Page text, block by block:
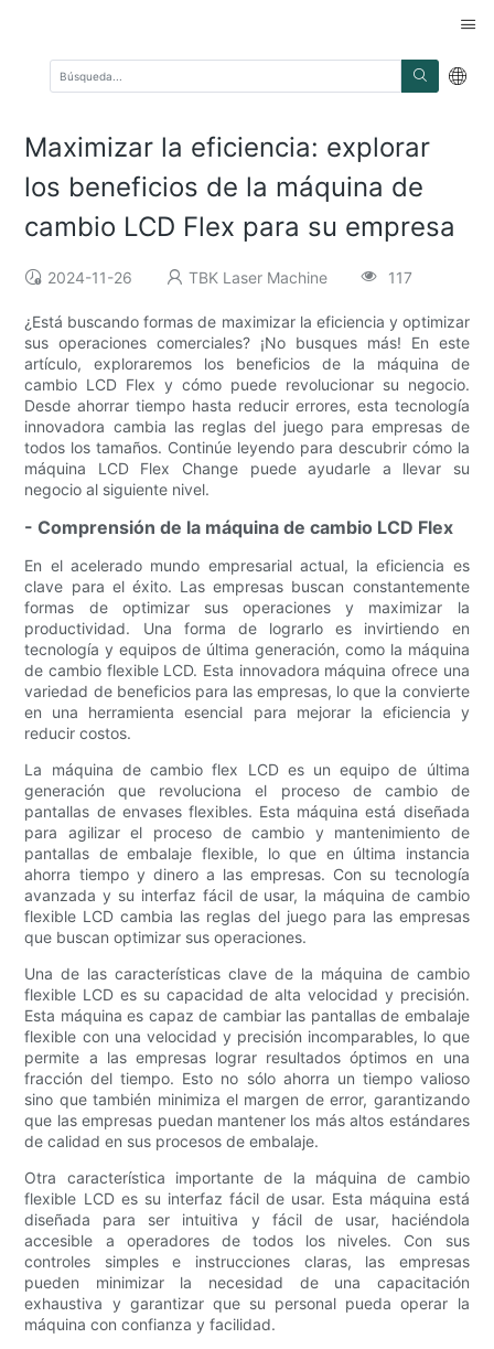
Maximizar la eficiencia: explorar
los beneficios de la máquina de
cambio LCD Flex para su empresa
2024-11-26 TBK Laser Machine 117
¿Está buscando formas de maximizar la eficiencia y optimizar
sus operaciones comerciales? ¡No busques más! En este
artículo, exploraremos los beneficios de la máquina de
cambio LCD Flex y cómo puede revolucionar su negocio.
Desde ahorrar tiempo hasta reducir errores, esta tecnología
innovadora cambia las reglas del juego para empresas de
todos los tamaños. Continúe leyendo para descubrir cómo la
máquina LCD Flex Change puede ayudarle a llevar su
negocio al siguiente nivel.
- Comprensión de la máquina de cambio LCD Flex
En el acelerado mundo empresarial actual, la eficiencia es
clave para el éxito. Las empresas buscan constantemente
formas de optimizar sus operaciones y maximizar la
productividad. Una forma de lograrlo es invirtiendo en
tecnología y equipos de última generación, como la máquina
de cambio flexible LCD. Esta innovadora máquina ofrece una
variedad de beneficios para las empresas, lo que la convierte
en una herramienta esencial para mejorar la eficiencia y
reducir costos.
La máquina de cambio flex LCD es un equipo de última
generación que revoluciona el proceso de cambio de
pantallas de envases flexibles. Esta máquina está diseñada
para agilizar el proceso de cambio y mantenimiento de
pantallas de embalaje flexible, lo que en última instancia
ahorra tiempo y dinero a las empresas. Con su tecnología
avanzada y su interfaz fácil de usar, la máquina de cambio
flexible LCD cambia las reglas del juego para las empresas
que buscan optimizar sus operaciones.
Una de las características clave de la máquina de cambio
flexible LCD es su capacidad de alta velocidad y precisión.
Esta máquina es capaz de cambiar las pantallas de embalaje
flexible con una velocidad y precisión incomparables, lo que
permite a las empresas lograr resultados óptimos en una
fracción del tiempo. Esto no sólo ahorra un tiempo valioso
sino que también minimiza el margen de error, garantizando
que las empresas puedan mantener los más altos estándares
de calidad en sus procesos de embalaje.
Otra característica importante de la máquina de cambio
flexible LCD es su interfaz fácil de usar. Esta máquina está
diseñada para ser intuitiva y fácil de usar, haciéndola
accesible a operadores de todos los niveles. Con sus
controles simples e instrucciones claras, las empresas
pueden minimizar la necesidad de una capacitación
exhaustiva y garantizar que su personal pueda operar la
máquina con confianza y facilidad.